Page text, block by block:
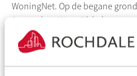
WoningNet. Op de begane
Amsterdam-West. “Ik heb
volgende dag snel gaan kijken.
gezamenlijke binnentuin zien. Ik